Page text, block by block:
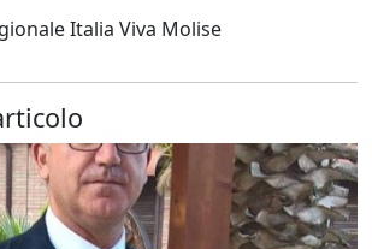
Italia Viva Molise